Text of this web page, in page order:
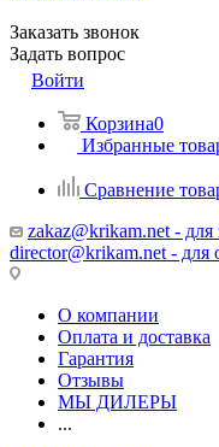
Заказать звонок
Задать вопрос
Войти
Корзина0
Избранные
Сравнение
zakaz@krikam.net - для
director@krikam.net - для
О компании
Оплата и доставка
Гарантия
Отзывы
МЫ ДИЛЕРЫ
...